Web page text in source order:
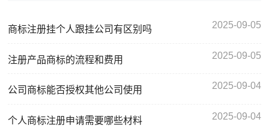
商标注册挂个人跟挂公司有区别吗 2025-09-05
注册产品商标的流程和费用 2025-09-05
公司商标能否授权其他公司使用 2025-09-04
个人商标注册申请需要哪些材料 2025-09-04